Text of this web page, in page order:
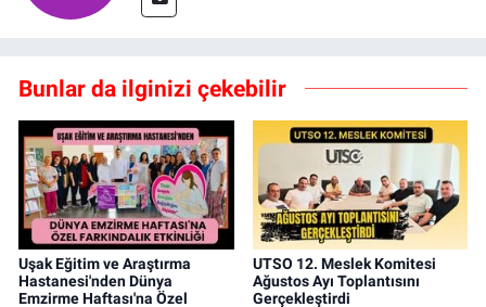
Bunlar da ilginizi çekebilir
Uşak Eğitim ve Araştırma
Hastanesi'nden Dünya
Emzirme Haftası'na Özel
UTSO 12. Meslek Komitesi
Ağustos Ayı Toplantısını
Gerçekleştirdi